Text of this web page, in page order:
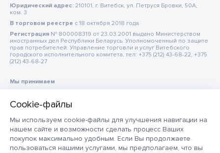
Мы используем cookie-файлы для улучшения навигации на
нашем сайте и возможности сделать процесс Ваших
покупок максимально удобным. Если Вы продолжаете
пользоваться нашими услугами, мы предполагаем, что вы
Юридический адрес: 210101, г. Витебск, ул. Петруся Бровки, 50А,
ком. 3
В торговом реестре c 18 октября 2018 года
Регистрация № 800008319 от 23.03.2001 выдано Министерством
иностранных дел Республики Беларусь. Уполномоченный по защите
прав потребителей: Управление торговли и услуг Витебского
городского исполнительного комитета, тел: +375 (212) 43-68-22, +375
(212) 43-68-27
Мы принимаем